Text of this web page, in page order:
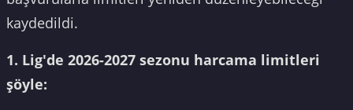
kaydedildi.
1. Lig'de 2026-2027 sezonu harcama limitleri
şöyle: